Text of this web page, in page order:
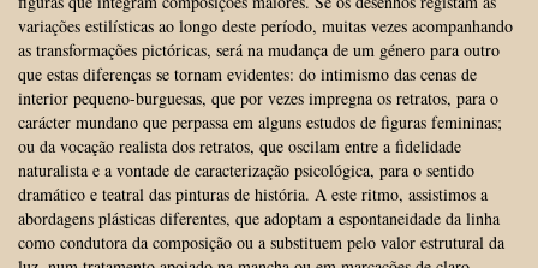
variações estilísticas ao longo deste período, muitas vezes acompanhando
as transformações pictóricas, será na mudança de um género para outro
que estas diferenças se tornam evidentes: do intimismo das cenas de
interior pequeno-burguesas, que por vezes impregna os retratos, para o
carácter mundano que perpassa em alguns estudos de figuras femininas;
ou da vocação realista dos retratos, que oscilam entre a fidelidade
naturalista e a vontade de caracterização psicológica, para o sentido
dramático e teatral das pinturas de história. A este ritmo, assistimos a
abordagens plásticas diferentes, que adoptam a espontaneidade da linha
como condutora da composição ou a substituem pelo valor estrutural da